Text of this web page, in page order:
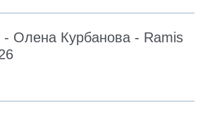
- Олена Курбанова - Ramis